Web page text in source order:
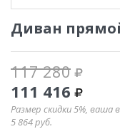
Диван
117 280
111 416
Размер скидки 5%, ваша
5 864руб.